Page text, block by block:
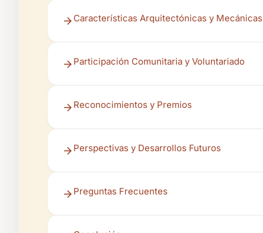
Características Arquitectónicas y Mecánicas
Participación Comunitaria y Voluntariado
Reconocimientos y Premios
Perspectivas y Desarrollos Futuros
Preguntas Frecuentes